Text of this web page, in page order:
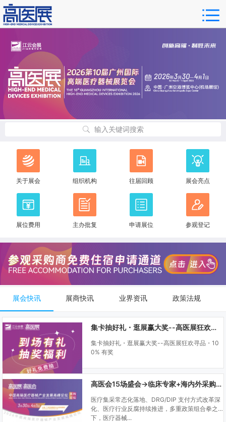
输入关键词搜索
关于展会 组织机构 往届回顾 展会亮点
展位费用 主办批复 申请展位 参观登记
展会快讯 展商快讯 业界资讯 政策法规
集卡抽好礼・逛展赢大奖--高医展狂欢寻品・100% 有奖
集卡抽好礼・逛展赢大奖--高医展狂欢寻品・10
0% 有奖
高医会15场盛会→临床专家+海内外采购商双向对接
医疗集采常态化落地、DRG/DIP 支付方式改革深
化、医疗行业反腐持续推进，多重政策组合拳之
下，医疗器械...